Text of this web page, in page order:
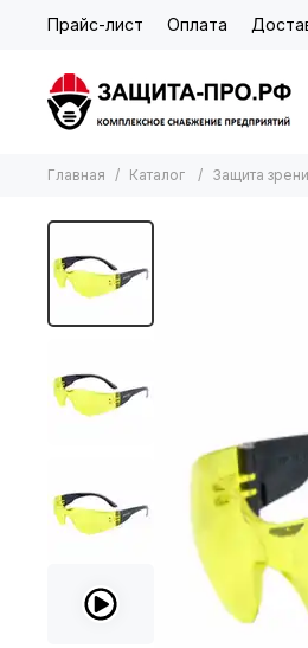
Прайс-лист Оплата
Главная Каталог Защита